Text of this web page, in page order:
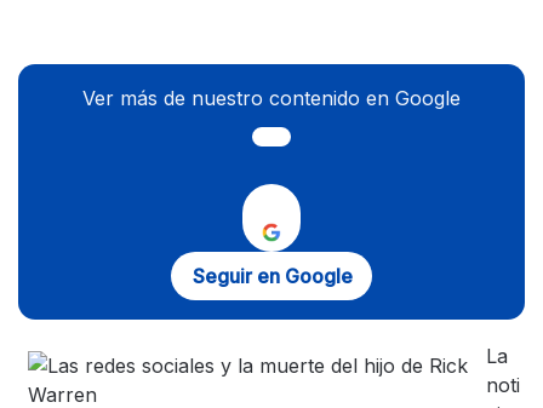
Ver más de nuestro contenido en Google
Seguir en Google
La
noti